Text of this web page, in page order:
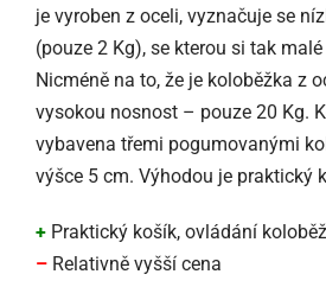
je vyroben z oceli, vyznačuje se
(pouze 2 Kg), se kterou si tak
Nicméně na to, že je koloběžka z
vysokou nosnost – pouze 20 Kg.
vybavena třemi pogumovanými
výšce 5 cm. Výhodou je praktický
+ Praktický košík, ovládání
– Relativně vyšší cena